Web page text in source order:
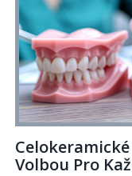
Volbou Pro